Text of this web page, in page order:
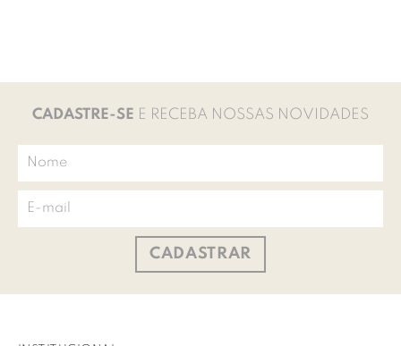
CADASTRE-SE E RECEBA NOSSAS NOVIDADES
CADASTRAR